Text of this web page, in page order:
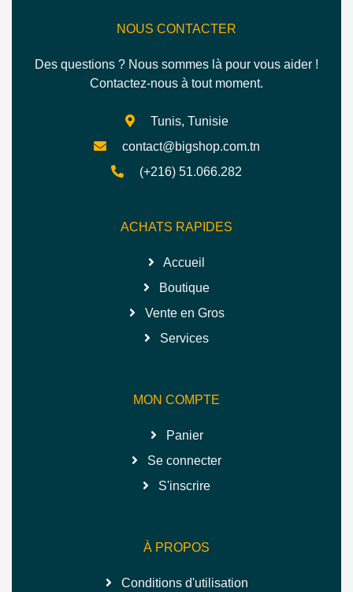
NOUS CONTACTER
Des questions ? Nous sommes là pour vous aider !
Contactez-nous à tout moment.
Tunis, Tunisie
contact@bigshop.com.tn
(+216) 51.066.282
ACHATS RAPIDES
Accueil
Boutique
Vente en Gros
Services
MON COMPTE
Panier
Se connecter
S'inscrire
À PROPOS
Conditions d'utilisation